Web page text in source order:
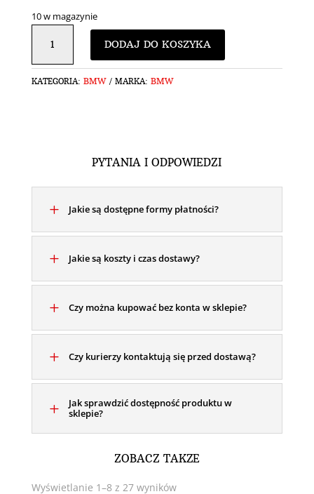
10 w magazynie
KIEROWNICA
DO
BMW
DODAJ DO KOSZYKA
KATEGORIA: BMW MARKA: BMW
PYTANIA I ODPOWIEDZI
L Jakie są dostępne formy płatności?
L Jakie są koszty i czas dostawy?
L Czy można kupować bez konta w sklepie?
L Czy kurierzy kontaktują się przed dostawą?
L
Jak sprawdzić dostępność produktu w
sklepie?
ZOBACZ TAKŻE
Wyświetlanie 1–8 z 27 wyników